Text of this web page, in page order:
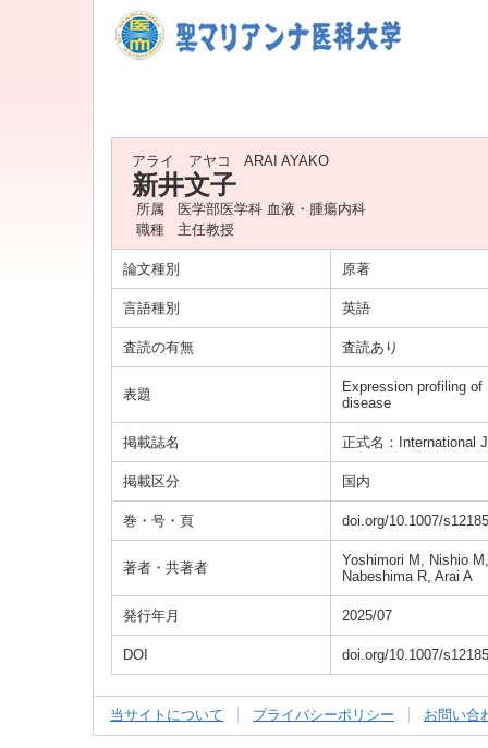
アライ アヤコ ARAI AYAKO
新井文子
所属
医学部医学科 血液・腫瘍内科
職種
主任教授
論文種別 原著
言語種別 英語
査読の有無 査読あり
表題
Expression profiling
disease
掲載誌名 正式名：International
掲載区分 国内
巻・号・頁 doi.org/10.1007/
著者・共著者
Yoshimori M, Nishio
Nabeshima R, Arai A
発行年月 2025/07
DOI doi.org/10.1007/
当サイトについて プライバシーポリシー お問い合